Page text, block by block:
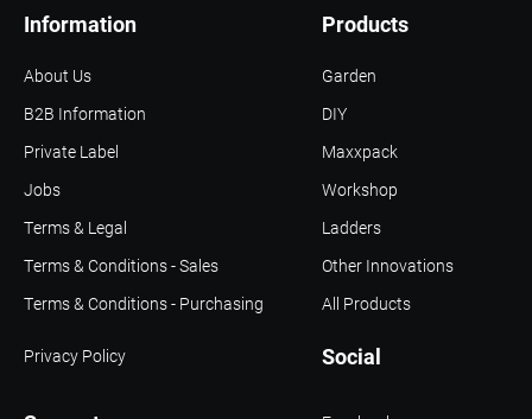
Products
Social
About Us
Information
B2B Information
Terms & Legal
Terms & Conditions - Sales
Terms & Conditions - Purchasing
Privacy Policy
Jobs
Private Label
Garden
DIY
Maxxpack
Workshop
Ladders
All Products
Other Innovations